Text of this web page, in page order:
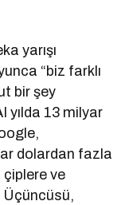
yarışı
“biz farklı
bir şey
yılda 13 milyar
dolardan fazla
çiplere ve